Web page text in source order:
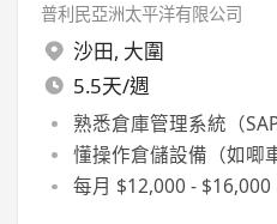
普利民亞洲太平洋有限公司
沙田, 大圍
5.5天/週
熟悉倉庫管理系統（
懂操作倉儲設備（如唧
每月 $12,000 - $16,000